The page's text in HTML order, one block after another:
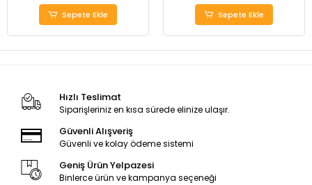
Sepete Ekle Sepete Ekle
Hızlı Teslimat
Siparişleriniz en kısa sürede elinize ulaşır.
Güvenli Alışveriş
Güvenli ve kolay ödeme sistemi
Geniş Ürün Yelpazesi
Binlerce ürün ve kampanya seçeneği